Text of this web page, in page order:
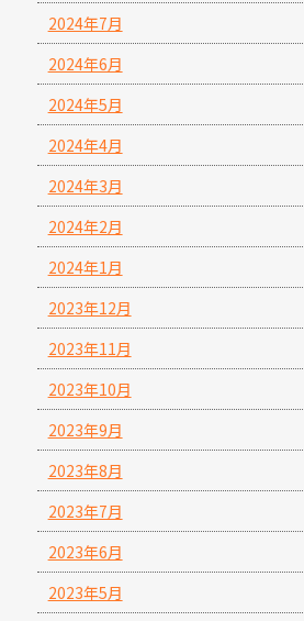
2024年7月
2024年6月
2024年5月
2024年4月
2024年3月
2024年2月
2024年1月
2023年12月
2023年11月
2023年10月
2023年9月
2023年8月
2023年7月
2023年6月
2023年5月